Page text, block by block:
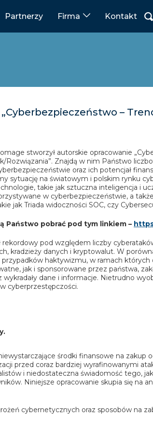
Partnerzy Firma Kontakt
„Cyberbezpieczeństwo –
stworzył autorskie opracowanie
Rozwiązania”. Znajdą w nim Państwo
oraz ich potencjał
sytuację na światowym i polskim rynku
takie jak sztuczna inteligencja i
w cyberbezpieczeństwie, a
jak Triada widoczności SOC, czy
Państwo pobrać pod tym linkiem –
rekordowy pod względem liczby
kradzieży danych i kryptowalut. W
haktywizmu, w ramach których
jak i sponsorowane przez państwa,
dane i informacje. Nietrudno
cyberprzestępczości.
środki finansowe na zakup
przed coraz bardziej wyrafinowanymi
i niedostateczna świadomość tego,
Niniejsze opracowanie skupia się na
cybernetycznych oraz sposobów na